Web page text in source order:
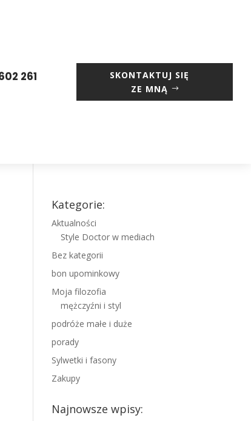
261
SKONTAKTUJ SIĘ
ZE MNĄ
Kategorie:
Aktualności
Style Doctor w mediach
Bez kategorii
bon upominkowy
Moja filozofia
mężczyźni i styl
podróże małe i duże
porady
Sylwetki i fasony
Zakupy
Najnowsze wpisy: